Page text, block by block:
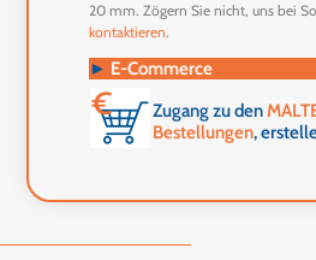
20 mm. Zögern Sie nicht, uns bei
kontaktieren.
► E-Commerce
Zugang zu den
Bestellungen,